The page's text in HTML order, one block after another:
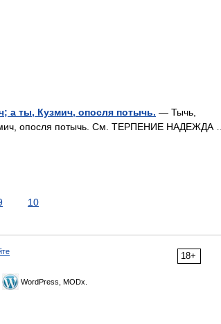
а ты, Кузмич, опосля потычь. — Тычь,
опосля потычь. См. ТЕРПЕНИЕ НАДЕЖДА …
10
18+
WordPress, MODx.